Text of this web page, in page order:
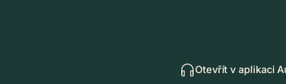
Otevřít v aplikaci